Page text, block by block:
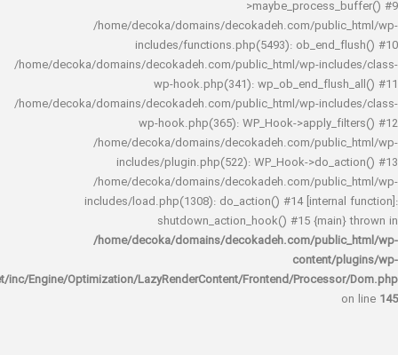
/home/decoka/domains/decokadeh.com/
includes/functions.php(5493):
/home/decoka/domains/decokadeh.com/public_html/wp-
wp-hook.php(341):
/home/decoka/domains/decokadeh.com/public_html/wp-
wp-hook.php(365): WP_Hook-
/home/decoka/domains/decokadeh.com/
includes/plugin.php(522): WP_Hook-
/home/decoka/domains/decokadeh.com/
includes/load.php(1308): do_action() #14
shutdown_action_hook() #15
/home/decoka/domains/decokadeh.com/
rocket/inc/Engine/Optimization/LazyRenderContent/Frontend/